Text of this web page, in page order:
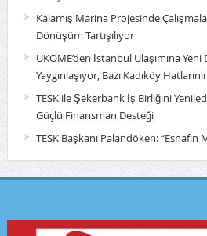
Kalamış Marina Projesinde
Dönüşüm Tartışılıyor
UKOME’den İstanbul Ulaşımına
Yaygınlaşıyor, Bazı Kadıköy
TESK ile Şekerbank İş Birliğini
Güçlü Finansman Desteği
TESK Başkanı Palandöken: